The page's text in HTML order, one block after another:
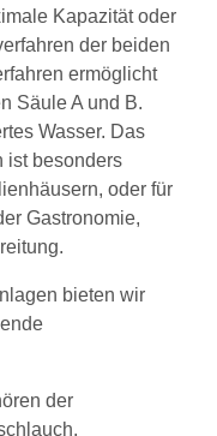
Kapazität oder
der beiden
ermöglicht
Säule A und B.
Wasser. Das
ist besonders
oder für
Gastronomie,
bieten wir
der